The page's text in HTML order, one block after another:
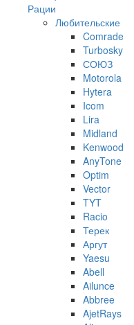
Рации
Любительские
Comrade
Turbosky
СОЮЗ
Motorola
Hytera
Icom
Lira
Midland
Kenwood
AnyTone
Optim
Vector
TYT
Racio
Терек
Аргут
Yaesu
Abell
Ailunce
Abbree
AjetRays